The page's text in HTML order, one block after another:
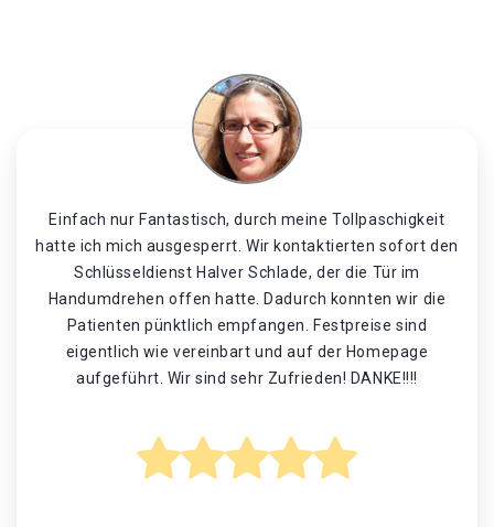
Einfach nur Fantastisch, durch meine Tollpaschigkeit
hatte ich mich ausgesperrt. Wir kontaktierten sofort den
Schlüsseldienst Halver Schlade, der die Tür im
Handumdrehen offen hatte. Dadurch konnten wir die
Patienten pünktlich empfangen. Festpreise sind
eigentlich wie vereinbart und auf der Homepage
aufgeführt. Wir sind sehr Zufrieden! DANKE!!!!